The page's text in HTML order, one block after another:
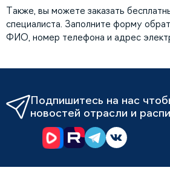
Также, вы можете заказать
специалиста. Заполните форму
ФИО, номер телефона и адрес
Подпишитесь на нас
новостей отрасли и